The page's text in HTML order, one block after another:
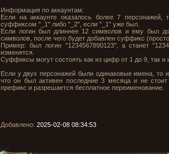
Информация по аккаунтам:
Если на аккаунте оказалось более 7
суффиксом "_1" либо "_2", если "_1" уже был.
Если логин был длиннее 12 символов и ему был
символов, после чего будет добавлен суффикс
Пример: был логин "1234567890123", а станет
изменятся.
Суффиксы могут состоять как из цифр от 1 до 9, так и
Если у двух персонажей были одинаковые имена, то
что он был активен последние 3 месяца и не
префикс и разрешается бесплатное переименование.
Добавлено: 2025-02-08 08:34:53